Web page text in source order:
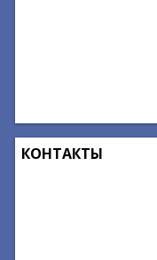
КОНТАКТЫ